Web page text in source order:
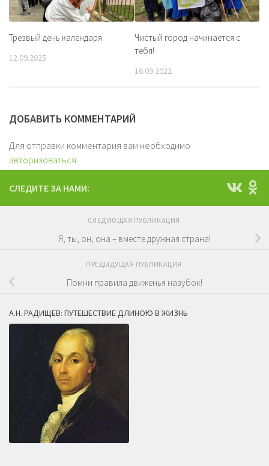
Трезвый день календаря
12.09.2025
Чистый город начинается с
тебя!
16.09.2022
ДОБАВИТЬ КОММЕНТАРИЙ
Для отправки комментария вам необходимо
авторизоваться.
СЛЕДИТЕ ЗА НАМИ:
СЛЕДУЮЩАЯ ПУБЛИКАЦИЯ
Я, ты, он, она – вместе дружная страна!
ПРЕДЫДУЩАЯ ПУБЛИКАЦИЯ
Помни правила движенья назубок!
А.Н. РАДИЩЕВ: ПУТЕШЕСТВИЕ ДЛИНОЮ В ЖИЗНЬ